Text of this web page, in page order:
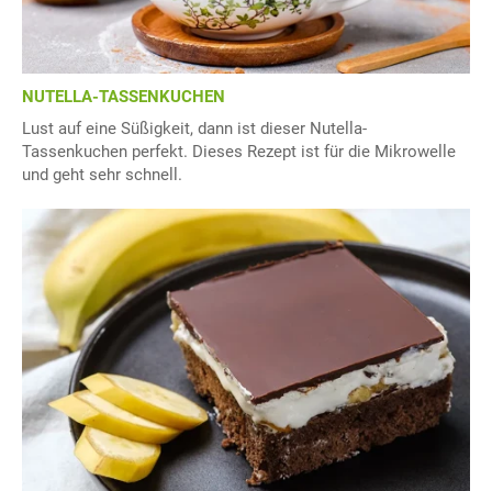
NUTELLA-TASSENKUCHEN
Lust auf eine Süßigkeit, dann ist dieser Nutella-
Tassenkuchen perfekt. Dieses Rezept ist für die Mikrowelle
und geht sehr schnell.